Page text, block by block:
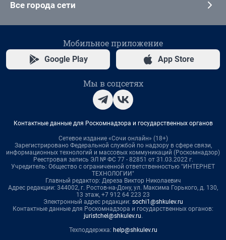
Все города сети
Мобильное приложение
Google Play App Store
Мы в соцсетях
Контактные данные для Роскомнадзора и государственных органов
Сетевое издание «Сочи онлайн» (18+)
Зарегистрировано Федеральной службой по надзору в сфере связи,
информационных технологий и массовых коммуникаций (Роскомнадзор)
Реестровая запись ЭЛ № ФС 77 - 82851 от 31.03.2022 г.
Учредитель: Общество с ограниченной ответственностью "ИНТЕРНЕТ
ТЕХНОЛОГИИ"
Главный редактор: Дереза Виктор Николаевич
Адрес редакции: 344002, г. Ростов-на-Дону, ул. Максима Горького, д. 130,
13 этаж, +7 912 64 223 23
Электронный адрес редакции: sochi1@shkulev.ru
Контактные данные для Роскомнадзора и государственных органов:
juristchel@shkulev.ru.
Техподдержка: help@shkulev.ru